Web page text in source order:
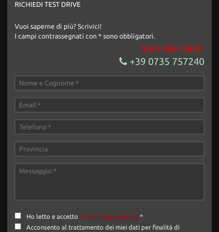
Invia la tua richiesta
RICHIEDI TEST DRIVE
Vuoi saperne di più? Scrivici!
I campi contrassegnati con * sono obbligatori.
Servizio clienti
+39 0735 757240
Ho letto e accetto l'informativa privacy *
Acconsento al trattamento dei miei dati per finalità di